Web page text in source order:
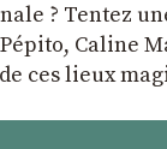
? Tentez
Pépito,
ces lieux